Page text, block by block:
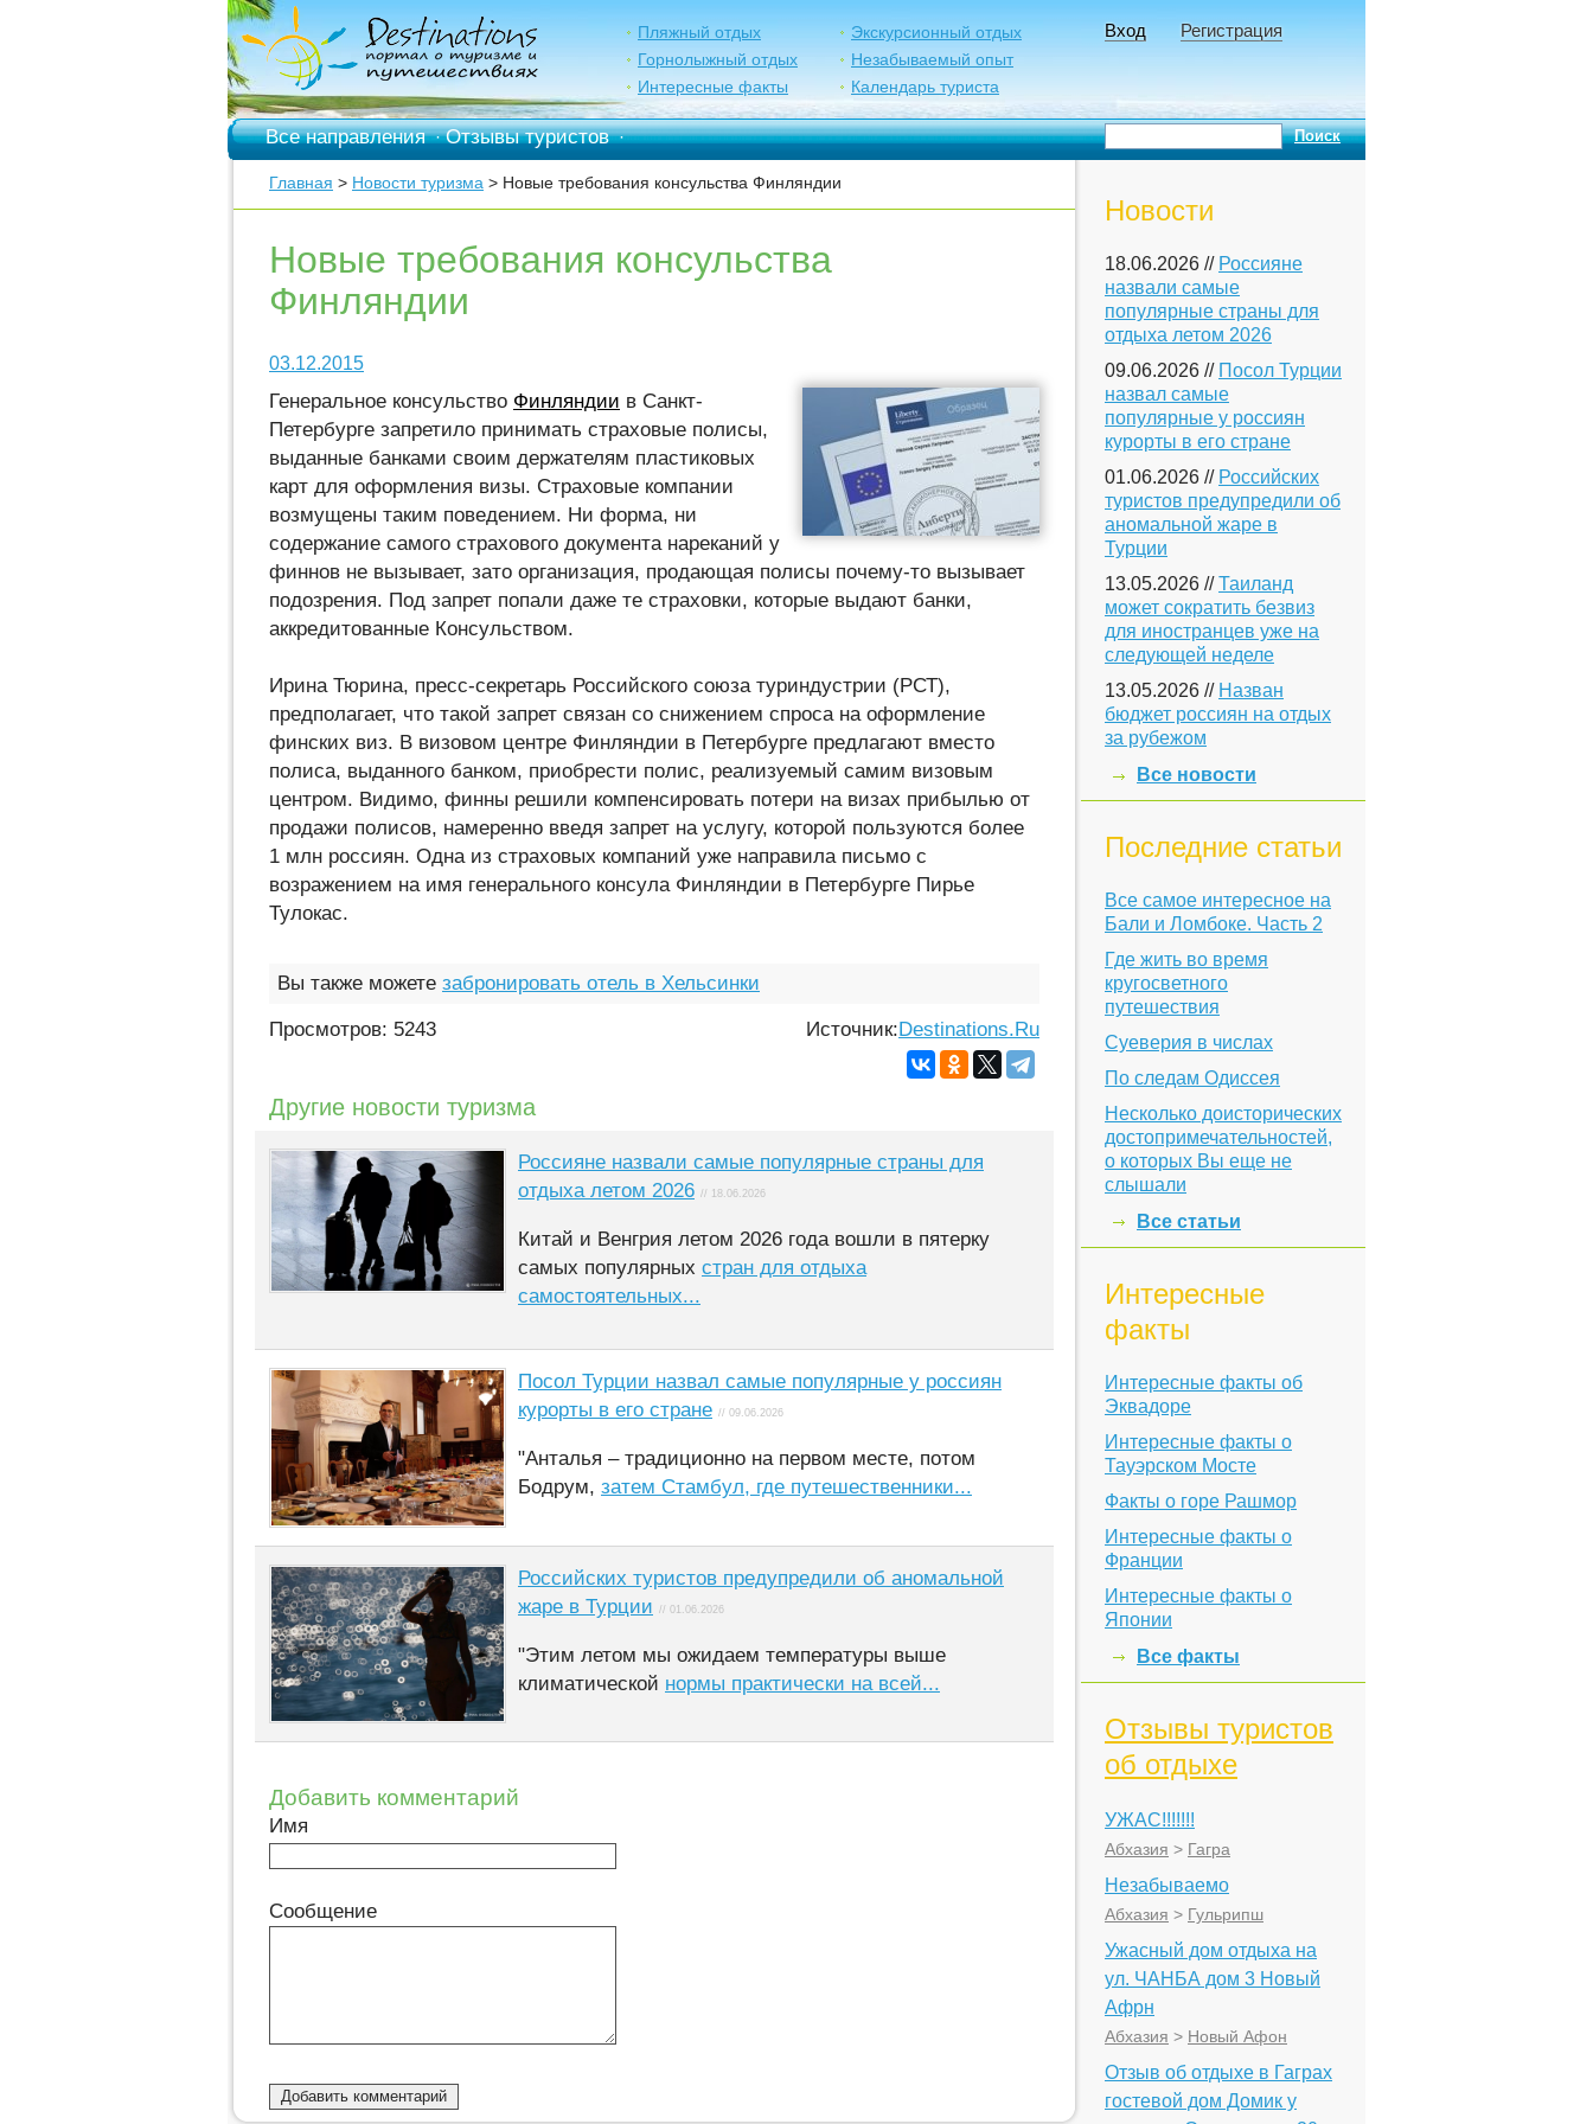
Пляжный отдых
Экскурсионный отдых
Горнолыжный отдых
Незабываемый опыт
Интересные факты
Календарь туриста
Вход Регистрация
Все направления·Отзывы туристов·
Главная > Новости туризма > Новые требования консульства Финляндии
Новые требования консульства
Финляндии
03.12.2015
Генеральное консульство Финляндии в Санкт-
Петербурге запретило принимать страховые полисы,
выданные банками своим держателям пластиковых
карт для оформления визы. Страховые компании
возмущены таким поведением. Ни форма, ни
содержание самого страхового документа нареканий у
финнов не вызывает, зато организация, продающая полисы почему-то вызывает
подозрения. Под запрет попали даже те страховки, которые выдают банки,
аккредитованные Консульством.
Ирина Тюрина, пресс-секретарь Российского союза туриндустрии (РСТ),
предполагает, что такой запрет связан со снижением спроса на оформление
финских виз. В визовом центре Финляндии в Петербурге предлагают вместо
полиса, выданного банком, приобрести полис, реализуемый самим визовым
центром. Видимо, финны решили компенсировать потери на визах прибылью от
продажи полисов, намеренно введя запрет на услугу, которой пользуются более
1 млн россиян. Одна из страховых компаний уже направила письмо с
возражением на имя генерального консула Финляндии в Петербурге Пирье
Тулокас.
Вы также можете забронировать отель в Хельсинки
Просмотров: 5243 Источник:Destinations.Ru
Другие новости туризма
Россияне назвали самые популярные страны для
отдыха летом 2026 // 18.06.2026
Китай и Венгрия летом 2026 года вошли в пятерку
самых популярных стран для отдыха
самостоятельных...
Посол Турции назвал самые популярные у россиян
курорты в его стране // 09.06.2026
"Анталья – традиционно на первом месте, потом
Бодрум, затем Стамбул, где путешественники...
Российских туристов предупредили об аномальной
жаре в Турции // 01.06.2026
"Этим летом мы ожидаем температуры выше
климатической нормы практически на всей...
Добавить комментарий
Имя
Сообщение
Новости
18.06.2026 // Россияне
назвали самые
популярные страны для
отдыха летом 2026
09.06.2026 // Посол Турции
назвал самые
популярные у россиян
курорты в его стране
01.06.2026 // Российских
туристов предупредили об
аномальной жаре в
Турции
13.05.2026 //Таиланд
может сократить безвиз
для иностранцев уже на
следующей неделе
13.05.2026 // Назван
бюджет россиян на отдых
за рубежом
Все новости
Последние статьи
Все самое интересное на
Бали и Ломбоке. Часть 2
Где жить во время
кругосветного
путешествия
Суеверия в числах
По следам Одиссея
Несколько доисторических
достопримечательностей,
о которых Вы еще не
слышали
Все статьи
Интересные
факты
Интересные факты об
Эквадоре
Интересные факты о
Тауэрском Мосте
Факты о горе Рашмор
Интересные факты о
Франции
Интересные факты о
Японии
Все факты
Отзывы туристов
об отдыхе
УЖАС!!!!!!!
Абхазия > Гагра
Незабываемо
Абхазия > Гульрипш
Ужасный дом отдыха на
ул. ЧАНБА дом 3 Новый
Афрн
Абхазия > Новый Афон
Отзыв об отдыхе в Гаграх
гостевой дом Домик у